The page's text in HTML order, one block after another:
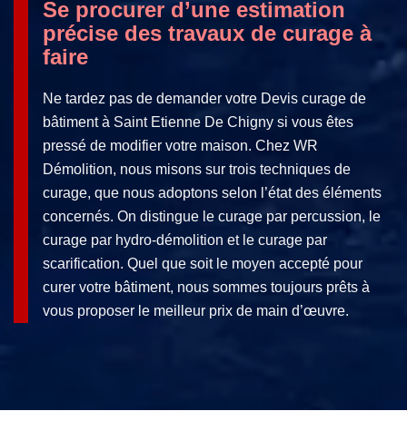
Se procurer d’une estimation
précise des travaux de curage à
faire
Ne tardez pas de demander votre Devis curage de
bâtiment à Saint Etienne De Chigny si vous êtes
pressé de modifier votre maison. Chez WR
Démolition, nous misons sur trois techniques de
curage, que nous adoptons selon l’état des éléments
concernés. On distingue le curage par percussion, le
curage par hydro-démolition et le curage par
scarification. Quel que soit le moyen accepté pour
curer votre bâtiment, nous sommes toujours prêts à
vous proposer le meilleur prix de main d’œuvre.